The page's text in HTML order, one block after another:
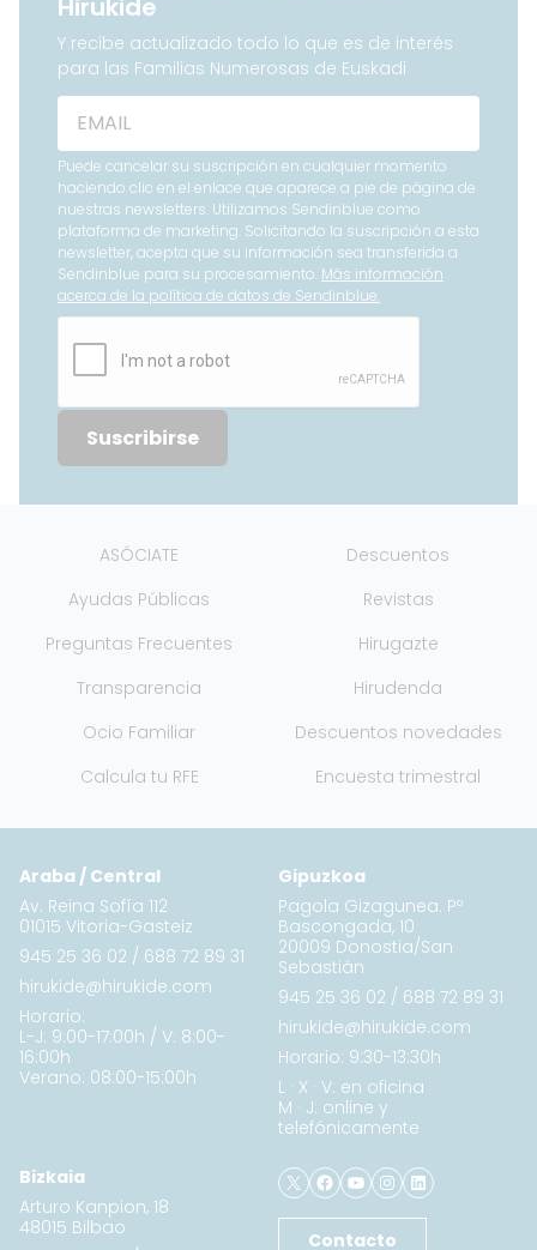
Hirukide
Y recibe actualizado todo lo que es de interés
para las Familias Numerosas de Euskadi
Puede cancelar su suscripción en cualquier momento
haciendo clic en el enlace que aparece a pie de página de
nuestras newsletters. Utilizamos Sendinblue como
plataforma de marketing. Solicitando la suscripción a esta
newsletter, acepta que su información sea transferida a
Sendinblue para su procesamiento. Más información
acerca de la política de datos de Sendinblue.
Suscribirse
ASÓCIATE
Descuentos
Ayudas Públicas
Revistas
Preguntas Frecuentes
Hirugazte
Transparencia
Hirudenda
Ocio Familiar
Descuentos novedades
Calcula tu RFE
Encuesta trimestral
Araba / Central
Av. Reina Sofía 112
01015 Vitoria-Gasteiz
945 25 36 02 / 688 72 89 31
hirukide@hirukide.com
Horario:
L-J: 9:00-17:00h / V: 8:00-
16:00h
Verano: 08:00-15:00h
Gipuzkoa
Pagola Gizagunea. Pº
Bascongada, 10
20009 Donostia/San
Sebastián
945 25 36 02 / 688 72 89 31
hirukide@hirukide.com
Horario: 9:30-13:30h
L · X · V: en oficina
M · J: online y
telefónicamente
Bizkaia
Arturo Kanpion, 18
48015 Bilbao
X Facebook
YouTube
Instagram
LinkedIn
Contacto